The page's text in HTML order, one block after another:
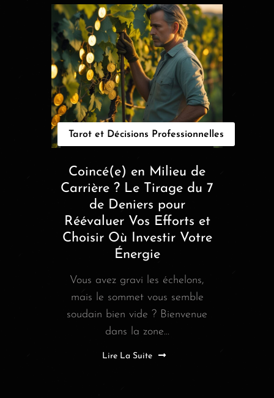
Tarot et Décisions Professionnelles
Coincé(e) en Milieu de
Carrière ? Le Tirage du 7
de Deniers pour
Réévaluer Vos Efforts et
Choisir Où Investir Votre
Énergie
Vous avez gravi les échelons,
mais le sommet vous semble
soudain bien vide ? Bienvenue
dans la zone...
Lire La Suite